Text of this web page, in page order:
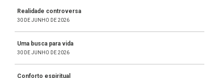
Realidade controversa
30 DE JUNHO DE 2026
Uma busca para vida
30 DE JUNHO DE 2026
Conforto espiritual